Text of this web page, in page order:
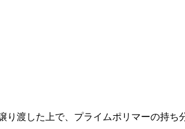
渡した上で、プライムポリマーの持ち